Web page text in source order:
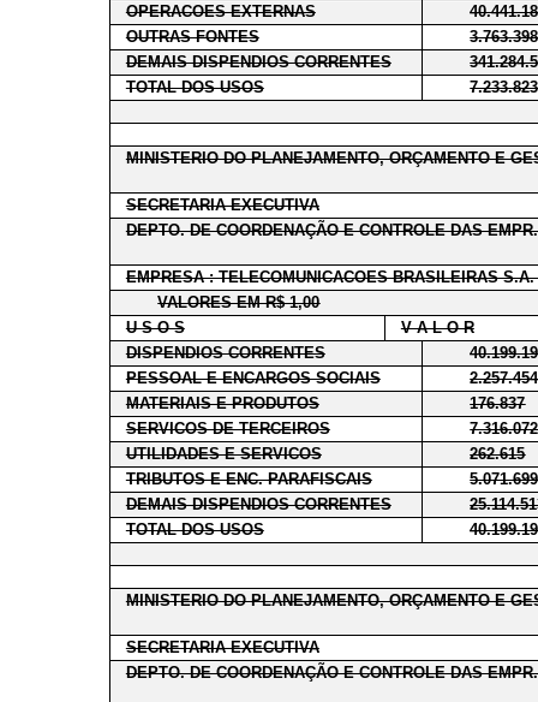
OPERACOES EXTERNAS
OUTRAS FONTES
3.763.398
DEMAIS DISPENDIOS CORRENTES
TOTAL DOS USOS
MINISTERIO DO PLANEJAMENTO, ORÇAMENTO E
SECRETARIA EXECUTIVA
DEPTO. DE COORDENAÇÃO E CONTROLE DAS
EMPRESA : TELECOMUNICACOES BRASILEIRAS
VALORES EM R$ 1,00
U S O S
V A L O R
DISPENDIOS CORRENTES
PESSOAL E ENCARGOS SOCIAIS
2.257.454
MATERIAIS E PRODUTOS
176.837
SERVICOS DE TERCEIROS
7.316.072
UTILIDADES E SERVICOS
262.615
TRIBUTOS E ENC. PARAFISCAIS
5.071.699
DEMAIS DISPENDIOS CORRENTES
TOTAL DOS USOS
MINISTERIO DO PLANEJAMENTO, ORÇAMENTO E
SECRETARIA EXECUTIVA
DEPTO. DE COORDENAÇÃO E CONTROLE DAS